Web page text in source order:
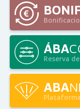
ÁBA
Reserva
ABA